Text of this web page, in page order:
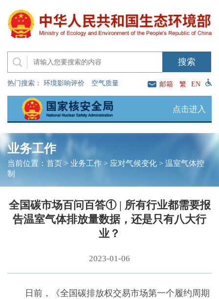
热门搜索： 环境影响评价 空气质量 邮箱 繁 EN
点击进入
业务工作
当前位置： 首页> 业务工作> 应对气候变化> 温室气体控
制
全国碳市场百问百答① | 所有行业都需要报
告温室气体排放量数据，还是只有八大行
业？
2023-01-06
日前，《全国碳排放权交易市场第一个履约周期